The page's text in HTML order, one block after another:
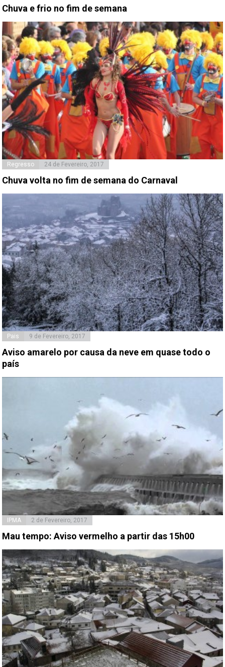
Chuva e frio no fim de semana
Regresso 24 de Fevereiro, 2017
Chuva volta no fim de semana do Carnaval
Pais 9 de Fevereiro, 2017
Aviso amarelo por causa da neve em quase todo o
país
IPMA 2 de Fevereiro, 2017
Mau tempo: Aviso vermelho a partir das 15h00